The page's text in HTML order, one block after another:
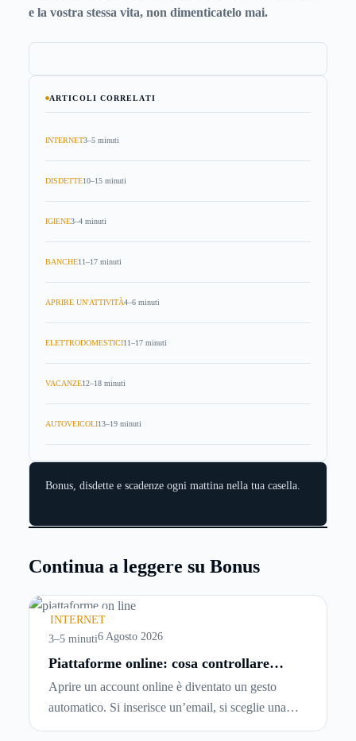
e la vostra stessa vita, non dimenticatelo mai.
ARTICOLI CORRELATI
INTERNET3–5 minuti
DISDETTE10–15 minuti
IGIENE3–4 minuti
BANCHE11–17 minuti
APRIRE UN'ATTIVITÀ4–6 minuti
ELETTRODOMESTICI11–17 minuti
VACANZE12–18 minuti
AUTOVEICOLI13–19 minuti
Bonus, disdette e scadenze ogni mattina nella tua casella.
Continua a leggere su Bonus
INTERNET
3–5 minuti6 Agosto 2026
Piattaforme online: cosa controllare
prima di iscriversi e usare servizi in
tempo reale
Aprire un account online è diventato un gesto
automatico. Si inserisce un’email, si sceglie una
password, si accetta una serie di condizioni senza